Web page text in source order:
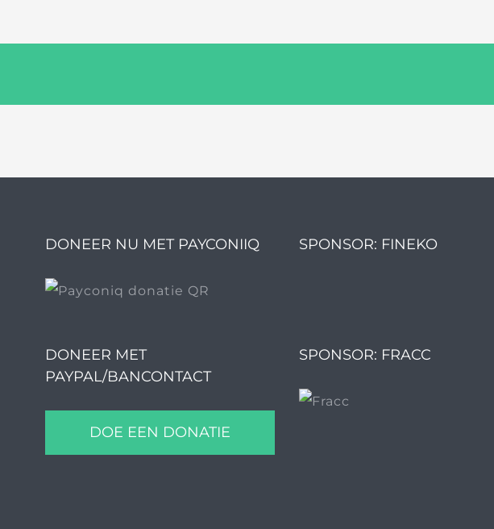
DONEER NU MET PAYCONIIQ
DONEER MET
PAYPAL/BANCONTACT
DOE EEN DONATIE
SPONSOR: FINEKO
SPONSOR: FRACC